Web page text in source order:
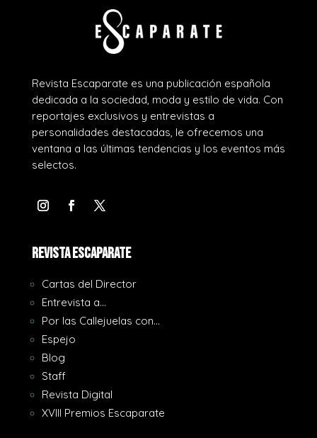
Revista Escaparate es una publicación española
dedicada a la sociedad, moda y estilo de vida. Con
reportajes exclusivos y entrevistas a
personalidades destacadas, le ofrecemos una
ventana a las últimas tendencias y los eventos más
selectos.
REVISTA ESCAPARATE
Cartas del Director
Entrevista a…
Por las Callejuelas con…
Espejo
Blog
Staff
Revista Digital
XVIII Premios Escaparate